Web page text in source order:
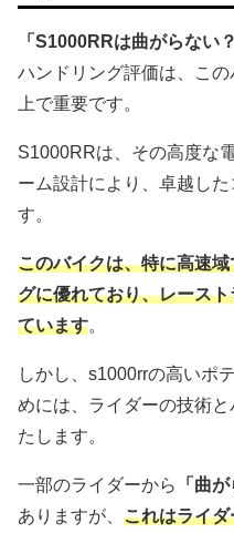
「S1000RRは曲がらない？
ハンドリング評価は、こ
上で重要です。
S1000RRは、その高度な
ーム設計により、卓越し
す。
このバイクは、特に高速
グに優れており、レース
ています。
しかし、s1000rrの高いポ
めには、ライダーの技術
たします。
一部のライダーから 「曲
ありますが、 これはライ